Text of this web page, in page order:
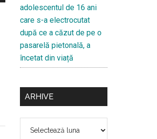
adolescentul de 16 ani
care s-a electrocutat
după ce a căzut de pe o
pasarelă pietonală, a
încetat din viață
ARHIVE